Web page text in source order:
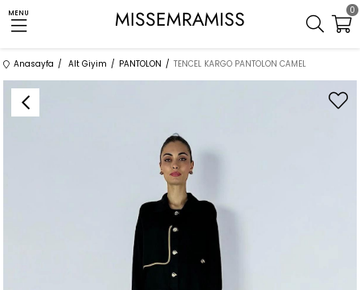
MENU MISSEMRAMISS 0
Anasayfa Alt Giyim PANTOLON TENCEL KARGO PANTOLON CAMEL